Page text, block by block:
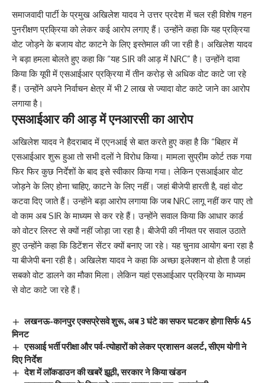
समाजवादी पार्टी के प्रमुख अखिलेश यादव ने उत्तर प्रदेश में चल रही विशेष गहन
पुनरीक्षण प्रक्रिया को लेकर कई आरोप लगाए हैं। उन्होंने कहा कि यह प्रक्रिया
वोट जोड़ने के बजाय वोट काटने के लिए इस्तेमाल की जा रही है। अखिलेश यादव
ने बड़ा हमला बोलते हुए कहा कि “यह SIR की आड़ में NRC” है। उन्होंने दावा
किया कि यूपी में एसआईआर प्रक्रिया में तीन करोड़ से अधिक वोट काटे जा रहे
हैं। उन्होंने अपने निर्वाचन क्षेत्र में भी 2 लाख से ज्यादा वोट काटे जाने का आरोप
लगाया है।
एसआईआर की आड़ में एनआरसी का आरोप
अखिलेश यादव ने हैदराबाद में एएनआई से बात करते हुए कहा है कि “बिहार में
एसआईआर शुरू हुआ तो सभी दलों ने विरोध किया। मामला सुप्रीम कोर्ट तक गया
फिर फिर कुछ निर्देशों के बाद इसे स्वीकार किया गया। लेकिन एसआईआर वोट
जोड़ने के लिए होना चाहिए, काटने के लिए नहीं। जहां बीजेपी हारती है, वहां वोट
कटवा दिए जाते हैं। उन्होंने बड़ा आरोप लगाया कि जब NRC लागू नहीं कर पाए तो
वो काम अब SIR के माध्यम से कर रहे हैं। उन्होंने सवाल किया कि आधार कार्ड
को वोटर लिस्ट से क्यों नहीं जोड़ा जा रहा है। बीजेपी की नीयत पर सवाल उठाते
हुए उन्होंने कहा कि डिटेंशन सेंटर क्यों बनाए जा रहे। यह चुनाव आयोग बना रहा है
या बीजेपी बना रही है। अखिलेश यादव ने कहा कि अच्छा इलेक्शन वो होता है जहां
सबको वोट डालने का मौका मिला। लेकिन यहां एसआईआर प्रक्रिया के माध्यम
से वोट काटे जा रहे हैं।
लखनऊ-कानपुर एक्सप्रेसवे शुरू, अब 3 घंटे का सफर घटकर होगा सिर्फ 45
मिनट
एसआई भर्ती परीक्षा और पर्व-त्योहारों को लेकर प्रशासन अलर्ट, सीएम योगी ने
दिए निर्देश
देश में लॉकडाउन की खबरें झूठी, सरकार ने किया खंडन